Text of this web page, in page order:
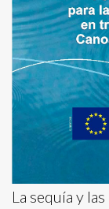
La sequía y